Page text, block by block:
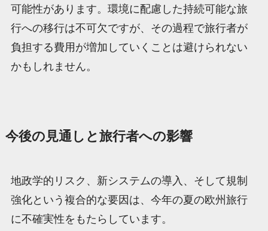
可能性があります。環境に配慮した持続可能な旅
行への移行は不可欠ですが、その過程で旅行者が
負担する費用が増加していくことは避けられない
かもしれません。
今後の見通しと旅行者への影響
地政学的リスク、新システムの導入、そして規制
強化という複合的な要因は、今年の夏の欧州旅行
に不確実性をもたらしています。